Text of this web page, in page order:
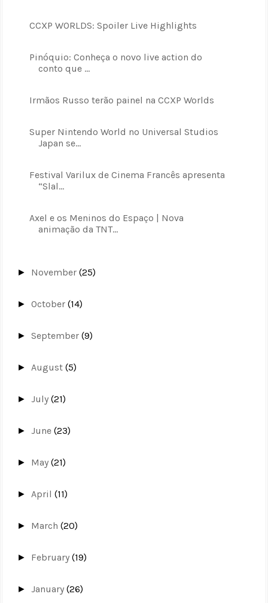
CCXP WORLDS: Spoiler Live Highlights
Pinóquio: Conheça o novo live action do
conto que ...
Irmãos Russo terão painel na CCXP Worlds
Super Nintendo World no Universal Studios
Japan se...
Festival Varilux de Cinema Francês apresenta
“Slal...
Axel e os Meninos do Espaço | Nova
animação da TNT...
► November(25)
►October(14)
►September(9)
► August(5)
►July(21)
►June(23)
► May(21)
► April(11)
► March(20)
► February(19)
►January(26)